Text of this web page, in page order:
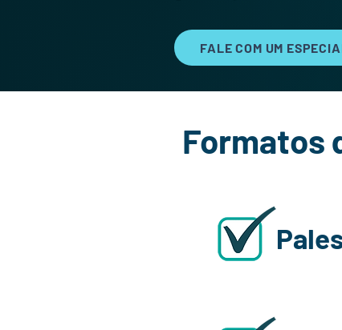
FALE COM UM
Formatos